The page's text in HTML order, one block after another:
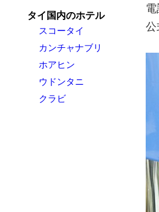
タイ国内のホテル
スコータイ
カンチャナブリ
ホアヒン
ウドンタニ
クラビ
公